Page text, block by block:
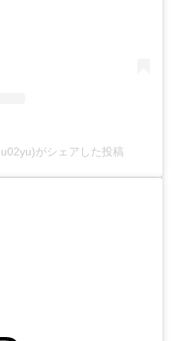
がシェアした投稿